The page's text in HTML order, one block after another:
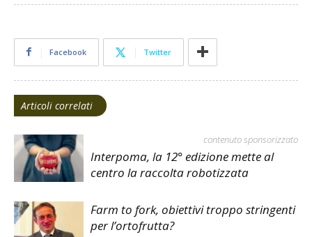
Facebook Twitter
Articoli correlati
contenuto sponsorizzato
Interpoma, la 12° edizione mette al
centro la raccolta robotizzata
Farm to fork, obiettivi troppo stringenti
per l’ortofrutta?